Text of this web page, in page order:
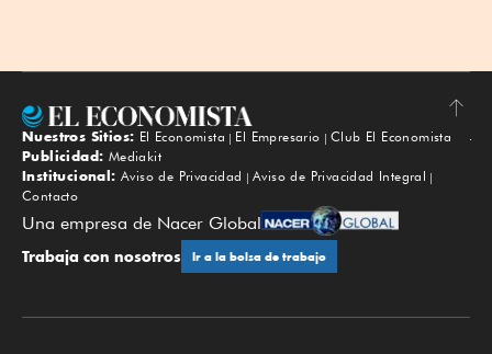
Subir
Nuestros Sitios: El Economista El Empresario
Club El Economista
Publicidad: Mediakit
Institucional: Aviso de Privacidad
Aviso de Privacidad Integral
Contacto
Una empresa de Nacer Global
Trabaja con nosotros Ir a la bolsa de trabajo